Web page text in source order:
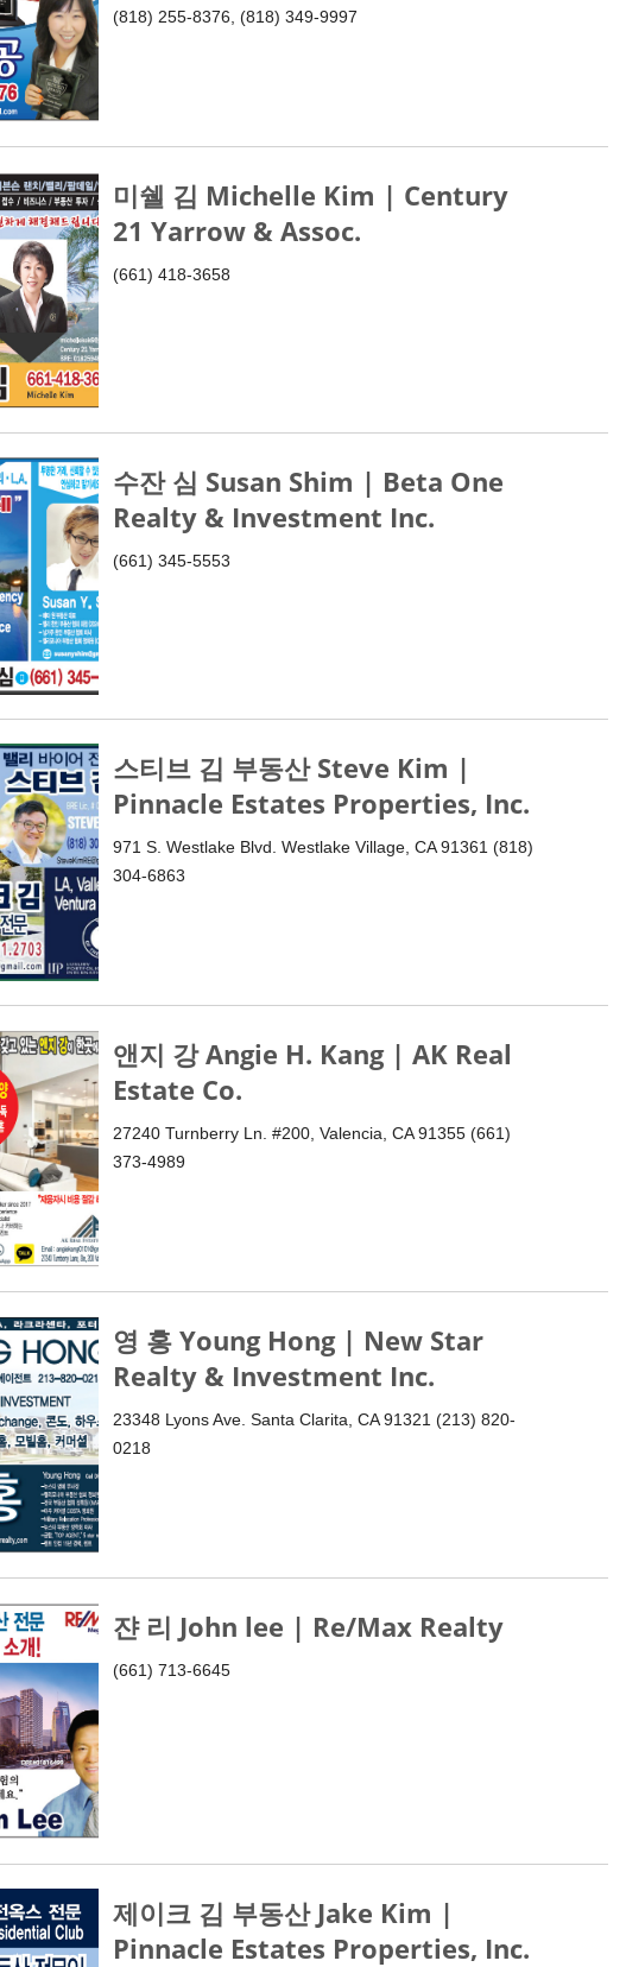
(818) 255-8376, (818) 349-9997
미쉘 김 Michelle Kim | Century
21 Yarrow & Assoc.
(661) 418-3658
수잔 심 Susan Shim | Beta One
Realty & Investment Inc.
(661) 345-5553
스티브 김 부동산 Steve Kim |
Pinnacle Estates Properties, Inc.
971 S. Westlake Blvd. Westlake Village, CA 91361 (818)
304-6863
앤지 강 Angie H. Kang | AK Real
Estate Co.
27240 Turnberry Ln. #200, Valencia, CA 91355 (661)
373-4989
영 홍 Young Hong | New Star
Realty & Investment Inc.
23348 Lyons Ave. Santa Clarita, CA 91321 (213) 820-
0218
쟌 리 John lee | Re/Max Realty
(661) 713-6645
제이크 김 부동산 Jake Kim |
Pinnacle Estates Properties, Inc.